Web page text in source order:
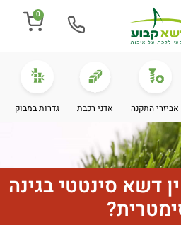
0
אביזרי התקנה אדני רכבת גדרות במבוק
דשא סינטטי בגינה